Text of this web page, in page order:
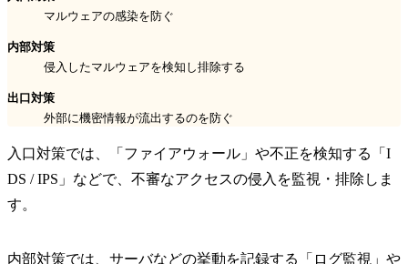
マルウェアの感染を防ぐ
内部対策
侵入したマルウェアを検知し排除する
出口対策
外部に機密情報が流出するのを防ぐ
入口対策では、「ファイアウォール」や不正を検知する「I
DS / IPS」などで、不審なアクセスの侵入を監視・排除しま
す。
内部対策では、サーバなどの挙動を記録する「ログ監視」や